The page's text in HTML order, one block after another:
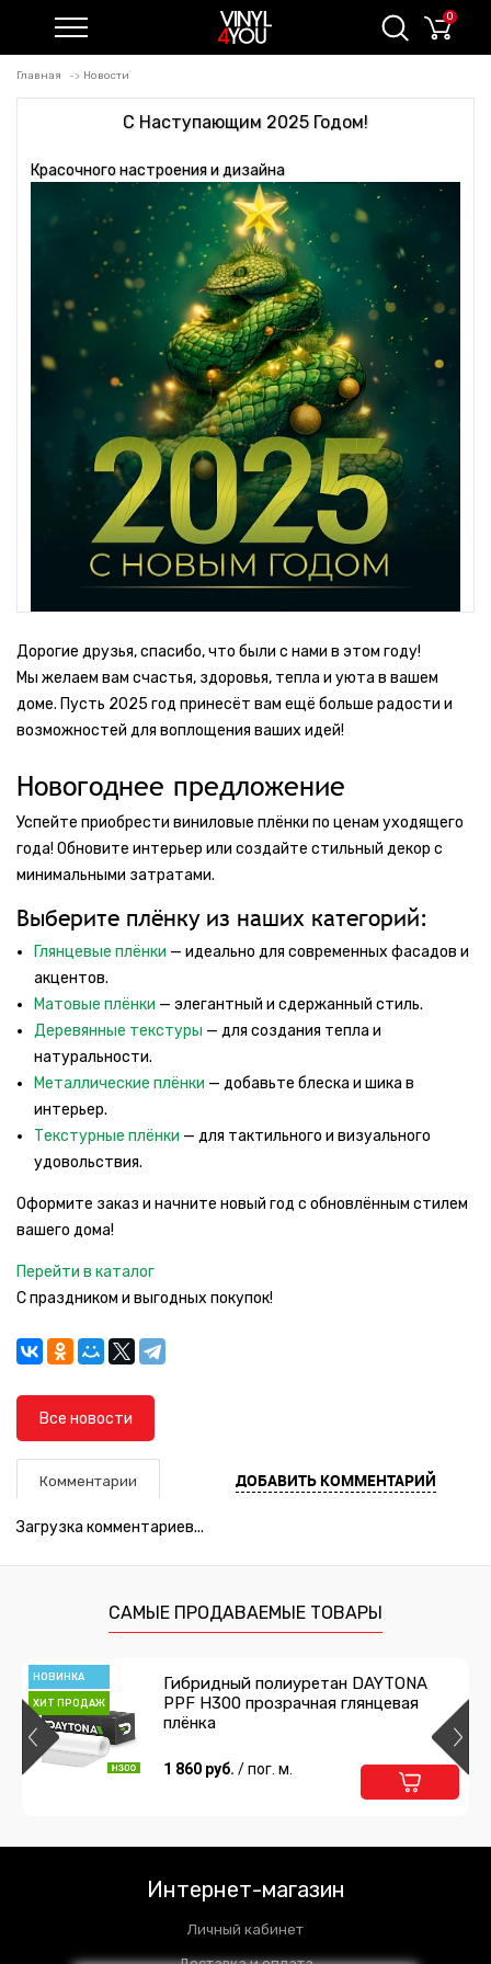
0
Главная Новости
С Наступающим 2025 Годом!
Красочного настроения и дизайна
Дорогие друзья, спасибо, что были с нами в этом году!
Мы желаем вам счастья, здоровья, тепла и уюта в вашем
доме. Пусть 2025 год принесёт вам ещё больше радости и
возможностей для воплощения ваших идей!
Новогоднее предложение
Успейте приобрести виниловые плёнки по ценам уходящего
года! Обновите интерьер или создайте стильный декор с
минимальными затратами.
Выберите плёнку из наших категорий:
Глянцевые плёнки — идеально для современных фасадов и
акцентов.
Матовые плёнки — элегантный и сдержанный стиль.
Деревянные текстуры — для создания тепла и
натуральности.
Металлические плёнки — добавьте блеска и шика в
интерьер.
Текстурные плёнки — для тактильного и визуального
удовольствия.
Оформите заказ и начните новый год с обновлённым стилем
вашего дома!
Перейти в каталог
С праздником и выгодных покупок!
Все новости
Комментарии ДОБАВИТЬ КОММЕНТАРИЙ
Загрузка комментариев...
САМЫЕ ПРОДАВАЕМЫЕ ТОВАРЫ
НОВИНКА
ХИТ ПРОДАЖ
Гибридный полиуретан DAYTONA
PPF H300 прозрачная глянцевая
плёнка
1 860 руб. / пог. м.
Интернет-магазин
Личный кабинет